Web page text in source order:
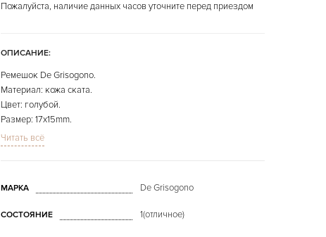
Пожалуйста, наличие данных часов уточните перед приездом
ОПИСАНИЕ:
Ремешок De Grisogono.
Материал: кожа ската.
Цвет: голубой.
Размер: 17х15mm.
Длина: 55x55mm.
Ношеный.
Читать всё
МАРКА De Grisogono
СОСТОЯНИЕ 1(отличное)